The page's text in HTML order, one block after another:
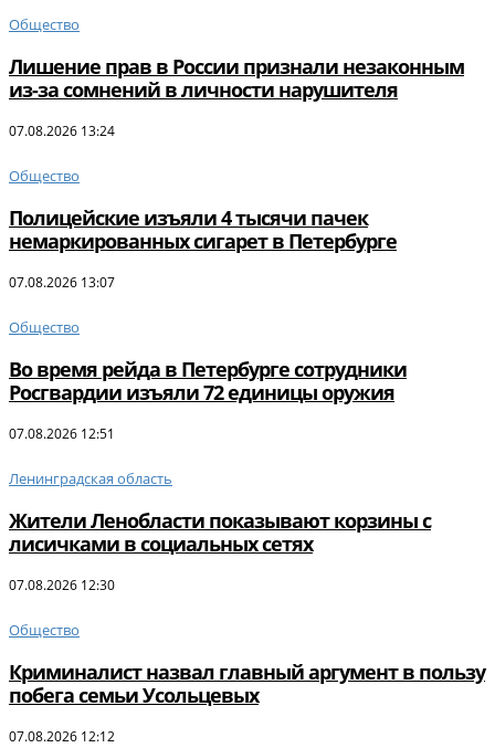
Общество
Лишение прав в России признали незаконным
из-за сомнений в личности нарушителя
07.08.2026 13:24
Общество
Полицейские изъяли 4 тысячи пачек
немаркированных сигарет в Петербурге
07.08.2026 13:07
Общество
Во время рейда в Петербурге сотрудники
Росгвардии изъяли 72 единицы оружия
07.08.2026 12:51
Ленинградская область
Жители Ленобласти показывают корзины с
лисичками в социальных сетях
07.08.2026 12:30
Общество
Криминалист назвал главный аргумент в пользу
побега семьи Усольцевых
07.08.2026 12:12